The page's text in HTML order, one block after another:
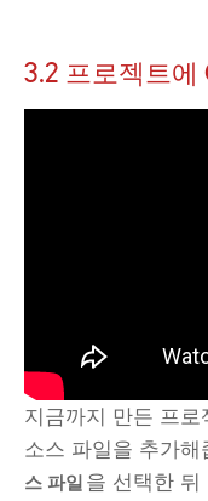
3.2 프로젝트에
지금까지 만든 프로
소스 파일을 추가해
스 파일 을 선택한 뒤